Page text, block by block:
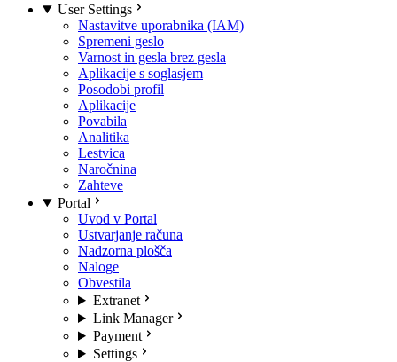
User Settings
Nastavitve uporabnika (IAM)
Spremeni geslo
Varnost in gesla brez gesla
Aplikacije s soglasjem
Posodobi profil
Aplikacije
Povabila
Analitika
Lestvica
Naročnina
Zahteve
Portal
Uvod v Portal
Ustvarjanje računa
Nadzorna plošča
Naloge
Obvestila
Extranet
Link Manager
Payment
Settings